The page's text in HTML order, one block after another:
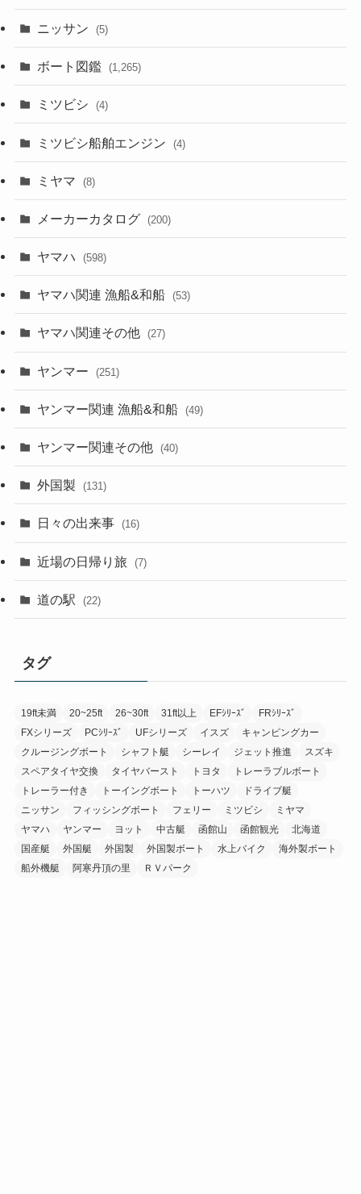
ニッサン (5)
ボート図鑑 (1,265)
ミツビシ (4)
ミツビシ船舶エンジン (4)
ミヤマ (8)
メーカーカタログ (200)
ヤマハ (598)
ヤマハ関連 漁船&和船 (53)
ヤマハ関連その他 (27)
ヤンマー (251)
ヤンマー関連 漁船&和船 (49)
ヤンマー関連その他 (40)
外国製 (131)
日々の出来事 (16)
近場の日帰り旅 (7)
道の駅 (22)
タグ
19ft未満 20~25ft 26~30ft 31ft以上 EFｼﾘｰｽﾞ
FRｼﾘｰｽﾞ
FXシリーズ
PCｼﾘｰｽﾞ UFシリーズ イスズ
キャンピングカー
クルージングボート
シャフト艇 シーレイ ジェット推進
スズキ
スペアタイヤ交換
タイヤバースト トヨタ
トレーラブルボート
トレーラー付き
トーイングボート トーハツ
ドライブ艇
ニッサン
フィッシングボート フェリー ミツビシ
ミヤマ
ヤマハ
ヤンマー ヨット 中古艇 函館山 函館観光
北海道
国産艇
外国艇 外国製 外国製ボート 水上バイク
海外製ボート
船外機艇
阿寒丹頂の里 ＲＶパーク